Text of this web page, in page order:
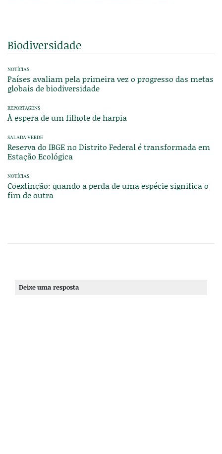
Biodiversidade
NOTÍCIAS
Países avaliam pela primeira vez o progresso das metas
globais de biodiversidade
REPORTAGENS
À espera de um filhote de harpia
SALADA VERDE
Reserva do IBGE no Distrito Federal é transformada em
Estação Ecológica
NOTÍCIAS
Coextinção: quando a perda de uma espécie significa o
fim de outra
Deixe uma resposta